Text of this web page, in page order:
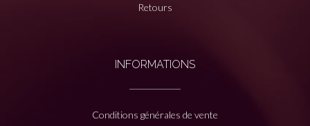
Retours
INFORMATIONS
Conditions générales de vente